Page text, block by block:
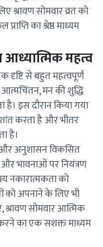
श्रावण सोमवार व्रत को
का श्रेष्ठ माध्यम
आध्यात्मिक महत्व
दृष्टि से बहुत महत्वपूर्ण
आत्मचिंतन, मन की शुद्धि
इस दौरान किया गया
करता है और भीतर
है।
और अनुशासन विकसित
भावनाओं पर नियंत्रण
नकारात्मकता को
अपनाने के लिए भी
श्रावण सोमवार आत्मिक
का एक सशक्त माध्यम